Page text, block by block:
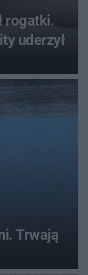
rogatki.
uderzył
Trwają